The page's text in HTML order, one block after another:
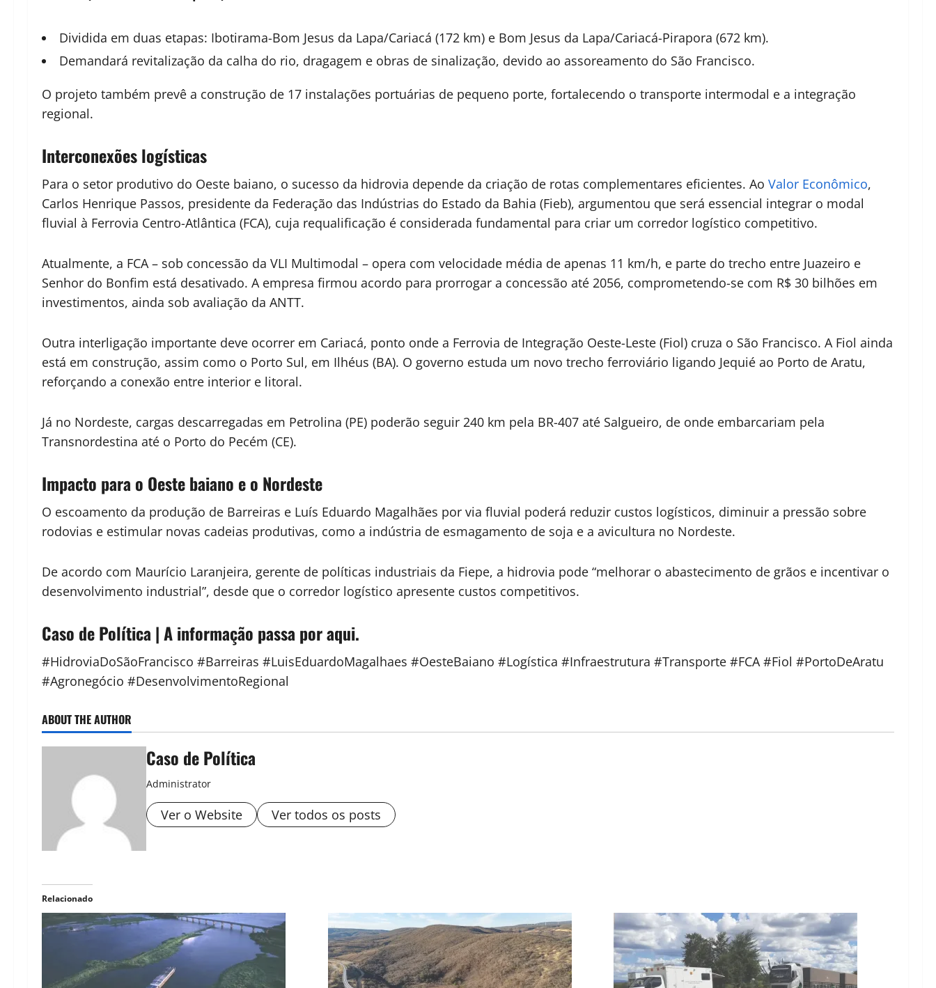
Dividida em duas etapas: Ibotirama-Bom Jesus da Lapa/Cariacá (172 km) e Bom Jesus da Lapa/Cariacá-Pirapora (672 km).
Demandará revitalização da calha do rio, dragagem e obras de sinalização, devido ao assoreamento do São Francisco.
O projeto também prevê a construção de 17 instalações portuárias de pequeno porte, fortalecendo o transporte intermodal e a integração
regional.
Interconexões logísticas
Para o setor produtivo do Oeste baiano, o sucesso da hidrovia depende da criação de rotas complementares eficientes. Ao Valor Econômico,
Carlos Henrique Passos, presidente da Federação das Indústrias do Estado da Bahia (Fieb), argumentou que será essencial integrar o modal
fluvial à Ferrovia Centro-Atlântica (FCA), cuja requalificação é considerada fundamental para criar um corredor logístico competitivo.
Atualmente, a FCA – sob concessão da VLI Multimodal – opera com velocidade média de apenas 11 km/h, e parte do trecho entre Juazeiro e
Senhor do Bonfim está desativado. A empresa firmou acordo para prorrogar a concessão até 2056, comprometendo-se com R$ 30 bilhões em
investimentos, ainda sob avaliação da ANTT.
Outra interligação importante deve ocorrer em Cariacá, ponto onde a Ferrovia de Integração Oeste-Leste (Fiol) cruza o São Francisco. A Fiol ainda
está em construção, assim como o Porto Sul, em Ilhéus (BA). O governo estuda um novo trecho ferroviário ligando Jequié ao Porto de Aratu,
reforçando a conexão entre interior e litoral.
Já no Nordeste, cargas descarregadas em Petrolina (PE) poderão seguir 240 km pela BR-407 até Salgueiro, de onde embarcariam pela
Transnordestina até o Porto do Pecém (CE).
Impacto para o Oeste baiano e o Nordeste
O escoamento da produção de Barreiras e Luís Eduardo Magalhães por via fluvial poderá reduzir custos logísticos, diminuir a pressão sobre
rodovias e estimular novas cadeias produtivas, como a indústria de esmagamento de soja e a avicultura no Nordeste.
De acordo com Maurício Laranjeira, gerente de políticas industriais da Fiepe, a hidrovia pode “melhorar o abastecimento de grãos e incentivar o
desenvolvimento industrial”, desde que o corredor logístico apresente custos competitivos.
Caso de Política | A informação passa por aqui.
#HidroviaDoSãoFrancisco #Barreiras #LuisEduardoMagalhaes #OesteBaiano #Logística #Infraestrutura #Transporte #FCA #Fiol #PortoDeAratu
#Agronegócio #DesenvolvimentoRegional
ABOUT THE AUTHOR
Caso de Política
Administrator
Ver o Website Ver todos os posts
Relacionado